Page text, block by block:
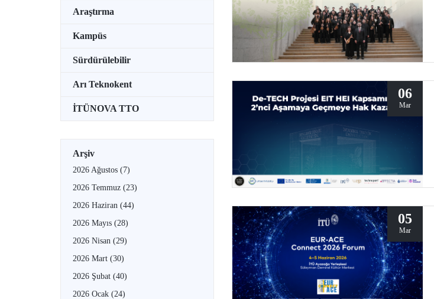
Araştırma
Kampüs
Sürdürülebilir
Arı Teknokent
İTÜNOVA TTO
Arşiv
2026 Ağustos (7)
2026 Temmuz (23)
2026 Haziran (44)
2026 Mayıs (28)
2026 Nisan (29)
2026 Mart (30)
2026 Şubat (40)
2026 Ocak (24)
06
Mar
05
Mar